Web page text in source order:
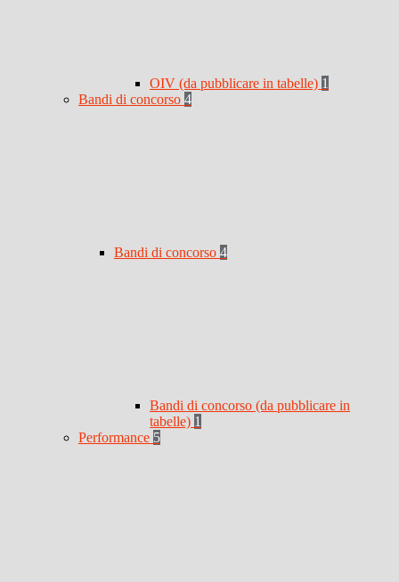
OIV (da pubblicare in tabelle) 1
Bandi di concorso 4
Bandi di concorso 4
Bandi di concorso (da pubblicare in
tabelle) 1
Performance 5